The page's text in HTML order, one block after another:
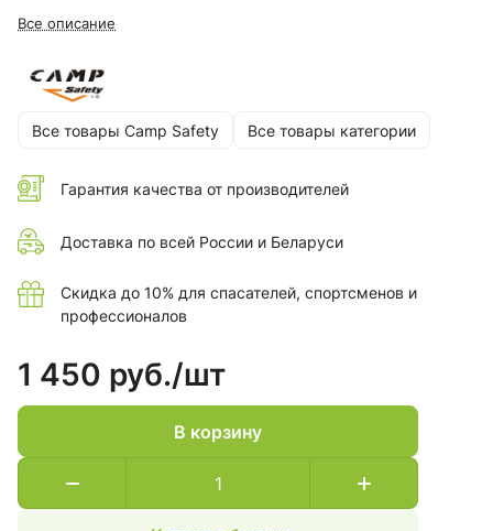
Все описание
Все товары Camp Safety Все товары категории
Гарантия качества от производителей
Доставка по всей России и Беларуси
Скидка до 10% для спасателей, спортсменов и
профессионалов
1 450 руб./шт
В корзину